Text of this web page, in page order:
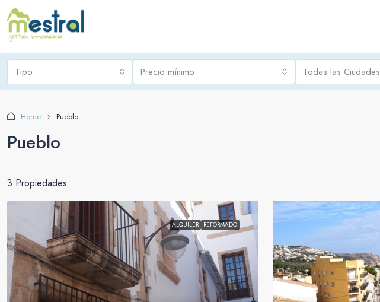
Tipo Precio mínimo Todas las Ciudades
Home Pueblo
Pueblo
3 Propiedades
ALQUILER REFORMADO